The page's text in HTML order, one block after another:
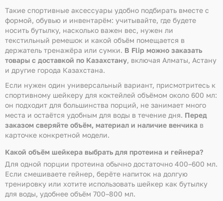
Такие спортивные аксессуары удобно подбирать вместе с
формой, обувью и инвентарём: учитывайте, где будете
носить бутылку, насколько важен вес, нужен ли
текстильный ремешок и какой объём помещается в
держатель тренажёра или сумки. В Flip можно заказать
товары с доставкой по Казахстану, включая Алматы, Астану
и другие города Казахстана.
Если нужен один универсальный вариант, присмотритесь к
спортивному шейкеру для коктейлей объёмом около 600 мл:
он подходит для большинства порций, не занимает много
места и остаётся удобным для воды в течение дня. Перед
заказом сверяйте объём, материал и наличие венчика в
карточке конкретной модели.
Какой объём шейкера выбрать для протеина и гейнера?
Для одной порции протеина обычно достаточно 400–600 мл.
Если смешиваете гейнер, берёте напиток на долгую
тренировку или хотите использовать шейкер как бутылку
для воды, удобнее объём 700–800 мл.